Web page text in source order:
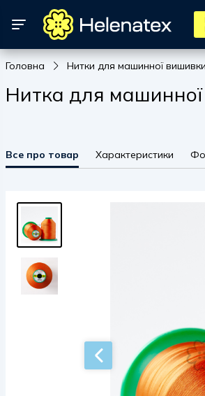
Головна Нитки для машинної вишивки
Нитка для
Все про товар Характеристики